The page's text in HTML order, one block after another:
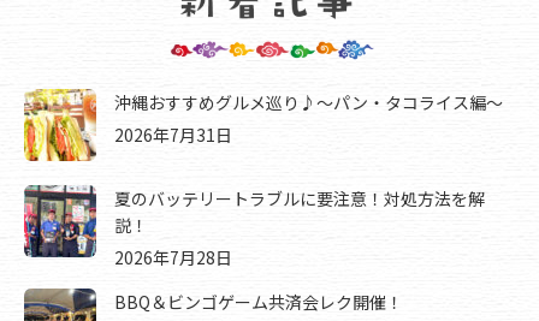
沖縄おすすめグルメ巡り♪～パン・タコライス編～
2026年7月31日
夏のバッテリートラブルに要注意！対処方法を解
説！
2026年7月28日
BBQ＆ビンゴゲーム共済会レク開催！